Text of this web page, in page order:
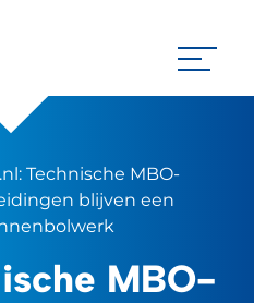
Technische MBO-
blijven een
MBO-